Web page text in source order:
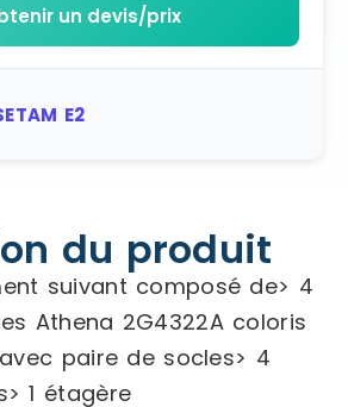
un devis/prix
E2
du produit
suivant composé de> 4
Athena 2G4322A coloris
paire de socles> 4
1 étagère